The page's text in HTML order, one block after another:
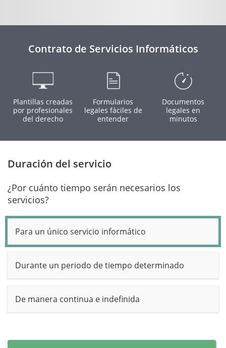
Contrato de Servicios Informáticos
Plantillas creadas
por profesionales
del derecho
Formularios
legales fáciles de
entender
Documentos
legales en
minutos
Duración del servicio
¿Por cuánto tiempo serán necesarios los
servicios?
Para un único servicio informático
Durante un periodo de tiempo determinado
De manera continua e indefinida